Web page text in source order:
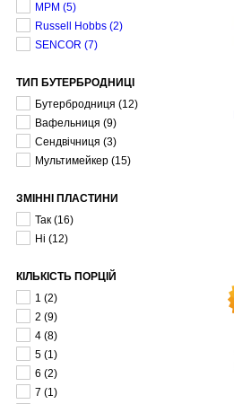
MPM (5)
Russell Hobbs (2)
SENCOR (7)
ТИП БУТЕРБРОДНИЦІ
Бутербродниця (12)
Вафельниця (9)
Сендвічниця (3)
Мультимейкер (15)
ЗМІННІ ПЛАСТИНИ
Так (16)
Ні (12)
КІЛЬКІСТЬ ПОРЦІЙ
1 (2)
2 (9)
4 (8)
5 (1)
6 (2)
7 (1)